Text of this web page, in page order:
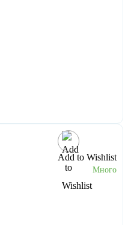
Add to Wishlist
Много